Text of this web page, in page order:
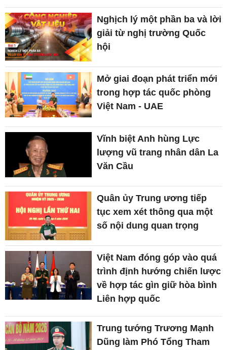
Nghịch lý một phần ba và lời
giải từ nghị trường Quốc
hội
Mở giai đoạn phát triển mới
trong hợp tác quốc phòng
Việt Nam - UAE
Vĩnh biệt Anh hùng Lực
lượng vũ trang nhân dân La
Văn Cầu
Quân ủy Trung ương tiếp
tục xem xét thông qua một
số nội dung quan trọng
Việt Nam đóng góp vào quá
trình định hướng chiến lược
về hợp tác gìn giữ hòa bình
Liên hợp quốc
Trung tướng Trương Mạnh
Dũng làm Phó Tổng Tham